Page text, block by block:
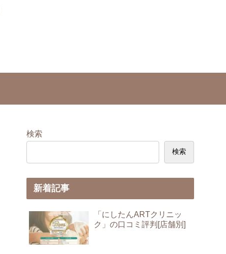
検索
検索
新着記事
「にしたんARTクリニッ
ク」の口コミ評判[店舗別]